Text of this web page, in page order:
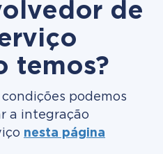
de
temos?
podemos
a integração
nesta página